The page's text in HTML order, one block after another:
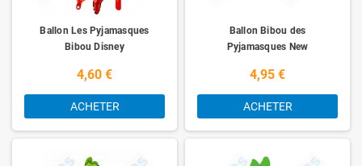
jouets, des vêtements, des livres et bien plus encore. La série a
également été adaptée en bandes dessinées, en spectacles en direct et
en applications interactives, permettant aux enfants de prolonger
En conclusion, les Pyjamasques sont bien plus qu'une simple série
animée. Ils sont une source d'inspiration et d'enthousiasme pour les
enfants du monde entier, leur enseignant des valeurs positives et les
encourageant à croire en eux-mêmes. Avec leur animation vibrante, leurs
continueront à captiver et à divertir les jeunes téléspectateurs pour les
Ballon Les Pyjamasques
Bibou Disney
4,60 €
ACHETER
Ballon Bibou des
Pyjamasques New
4,95 €
ACHETER